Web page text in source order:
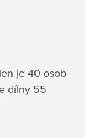
je 40 osob
dílny 55